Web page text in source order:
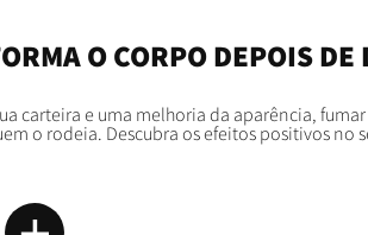
O CORPO DEPOIS DE
carteira e uma melhoria da aparência,
o rodeia. Descubra os efeitos positivos no